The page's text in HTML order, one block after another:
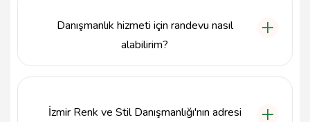
sunulmaktadır.
Danışmanlık hizmeti için randevu nasıl
alabilirim?
İzmir Renk ve Stil Danışmanlığı'nın adresi